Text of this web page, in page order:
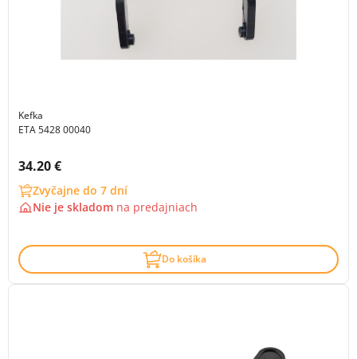
Kefka
ETA 5428 00040
Cena s DPH:
34.20 €
Zvyčajne do 7 dní
Nie je skladom na predajniach
Do košíka